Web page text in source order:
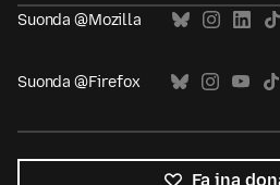
Suonda @Mozilla
Suonda @Firefox
Fa ina